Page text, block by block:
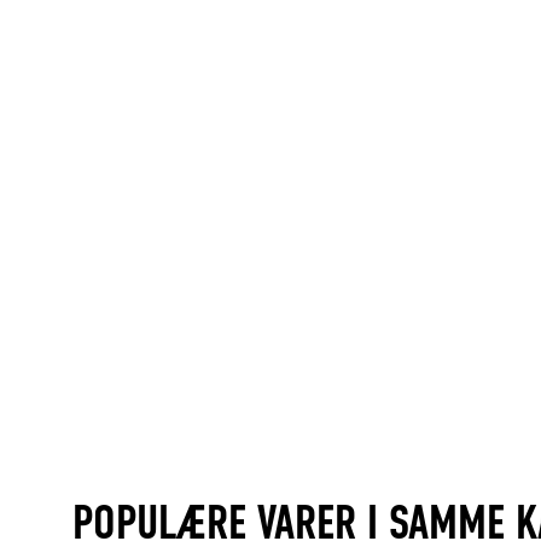
POPULÆRE VARER I SAMME